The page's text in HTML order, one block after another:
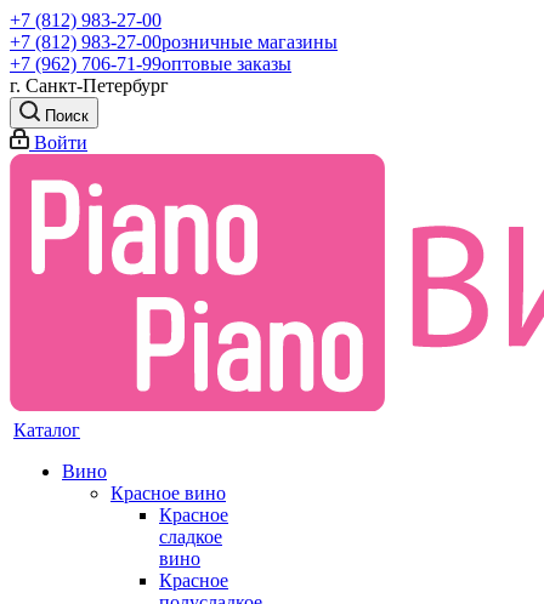
+7 (812) 983-27-00
+7 (812) 983-27-00розничные магазины
+7 (962) 706-71-99оптовые заказы
г. Санкт-Петербург
Поиск
Войти
Каталог
Вино
Красное вино
Красное
сладкое
вино
Красное